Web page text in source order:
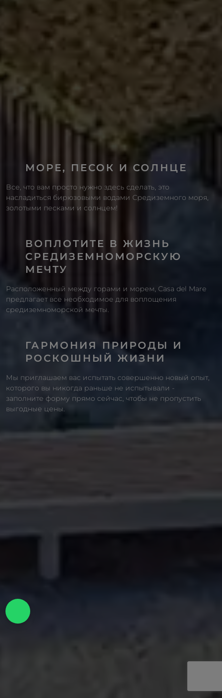
МОРЕ, ПЕСОК И СОЛНЦЕ
Все, что вам просто нужно здесь сделать, это
насладиться бирюзовыми водами Средиземного моря,
золотыми песками и солнцем!
ВОПЛОТИТЕ В ЖИЗНЬ
СРЕДИЗЕМНОМОРСКУЮ
МЕЧТУ
Расположенный между горами и морем, Casa del Mare
предлагает все необходимое для воплощения
средиземноморской мечты.
ГАРМОНИЯ ПРИРОДЫ И
РОСКОШНЫЙ ЖИЗНИ
Мы приглашаем вас испытать совершенно новый опыт,
которого вы никогда раньше не испытывали -
заполните форму прямо сейчас, чтобы не пропустить
выгодные цены.